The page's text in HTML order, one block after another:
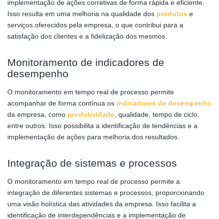
implementação de ações corretivas de forma rápida e eficiente.
Isso resulta em uma melhoria na qualidade dos produtos e
serviços oferecidos pela empresa, o que contribui para a
satisfação dos clientes e a fidelização dos mesmos.
Monitoramento de indicadores de
desempenho
O monitoramento em tempo real de processo permite
acompanhar de forma contínua os indicadores de desempenho
da empresa, como produtividade , qualidade, tempo de ciclo,
entre outros. Isso possibilita a identificação de tendências e a
implementação de ações para melhoria dos resultados.
Integração de sistemas e processos
O monitoramento em tempo real de processo permite a
integração de diferentes sistemas e processos, proporcionando
uma visão holística das atividades da empresa. Isso facilita a
identificação de interdependências e a implementação de